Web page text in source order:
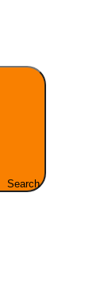
Search